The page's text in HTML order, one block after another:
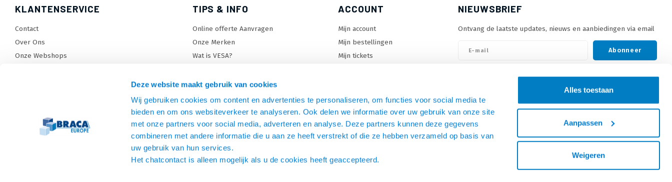
Deze website maakt gebruik van cookies
Wij gebruiken cookies om content en advertenties te personaliseren, om functies voor social media te
bieden en om ons websiteverkeer te analyseren. Ook delen we informatie over uw gebruik van onze site
met onze partners voor social media, adverteren en analyse. Deze partners kunnen deze gegevens
combineren met andere informatie die u aan ze heeft verstrekt of die ze hebben verzameld op basis van
uw gebruik van hun services.
Het chatcontact is alleen mogelijk als u de cookies heeft geaccepteerd.
Alles toestaan
Aanpassen
Weigeren
KLANTENSERVICE
Contact
Over Ons
Onze Webshops
Betaalmethoden en voorwaarden
Privacy policy
TIPS & INFO
Online offerte Aanvragen
Onze Merken
Wat is VESA?
TV standaard keuzehulp
TV lift keuzehulp
Monitorarm keuzehulp
SiteMap
ACCOUNT
Mijn account
Mijn bestellingen
Mijn tickets
NIEUWSBRIEF
Ontvang de laatste updates, nieuws en aanbiedingen via email
Abonneer